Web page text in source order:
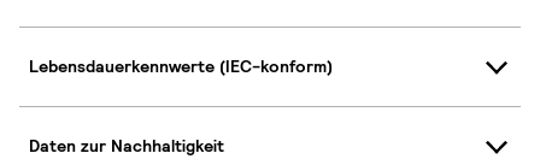
Lebensdauerkennwerte (IEC-konform)
Daten zur Nachhaltigkeit